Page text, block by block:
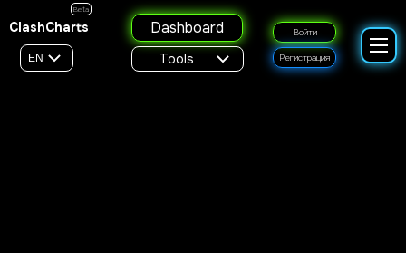
ClashCharts
Beta
EN
Dashboard
Tools
Войти
Регистрация